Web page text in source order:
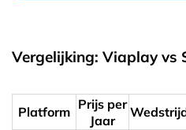
Vergelijking: Viaplay vs
Platform Prijs per
Jaar